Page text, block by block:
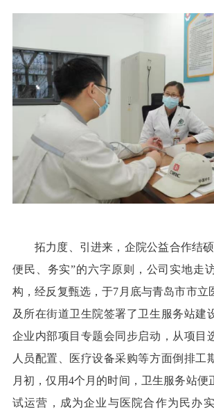
拓力度、引进来，企院公益合作结硕
便民、务实”的六字原则，公司实地走
构，经反复甄选，于7月底与青岛市市立
及所在街道卫生院签署了卫生服务站建
企业内部项目专题会同步启动，从项目
人员配置、医疗设备采购等方面倒排工
月初，仅用4个月的时间，卫生服务站便
试运营，成为企业与医院合作为民办